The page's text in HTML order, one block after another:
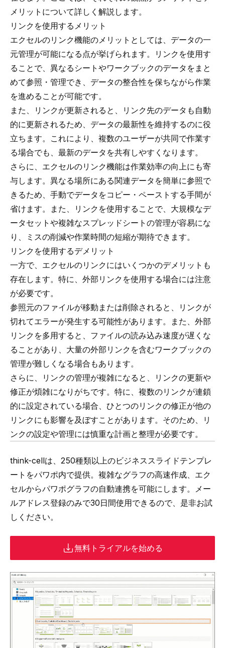
メリットについて詳しく解説します。
リンクを使用するメリット
エクセルのリンク機能のメリットとしては、データの一
元管理が可能になる点が挙げられます。リンクを使用す
ることで、異なるシートやワークブックのデータをまと
めて参照・管理でき、データの整合性を保ちながら作業
を進めることが可能です。
また、リンクが更新されると、リンク先のデータも自動
的に更新されるため、データの最新性を維持するのに役
立ちます。これにより、複数のユーザーが共同で作業す
る場合でも、最新のデータを共有しやすくなります。
さらに、エクセルのリンク機能は作業効率の向上にも寄
与します。異なる場所にある関連データを簡単に参照で
きるため、手動でデータをコピー・ペーストする手間が
省けます。また、リンクを使用することで、大規模なデ
ータセットや複雑なスプレッドシートの管理が容易にな
り、ミスの削減や作業時間の短縮が期待できます。
リンクを使用するデメリット
一方で、エクセルのリンクにはいくつかのデメリットも
存在します。特に、外部リンクを使用する場合には注意
が必要です。
参照元のファイルが移動または削除されると、リンクが
切れてエラーが発生する可能性があります。また、外部
リンクを多用すると、ファイルの読み込み速度が遅くな
ることがあり、大量の外部リンクを含むワークブックの
管理が難しくなる場合もあります。
さらに、リンクの管理が複雑になると、リンクの更新や
修正が煩雑になりがちです。特に、複数のリンクが連鎖
的に設定されている場合、ひとつのリンクの修正が他の
リンクにも影響を及ぼすことがあります。そのため、リ
ンクの設定や管理には慎重な計画と整理が必要です。
think-cellは、 250種類以上のビジネススライドテンプレ
ートをパワポ内で提供。複雑なグラフの高速作成、 エク
セルからパワポグラフの自動連携を可能にします。メー
ルアドレス登録のみで30日間使用できるので、是非お試
しください。
無料トライアルを始める